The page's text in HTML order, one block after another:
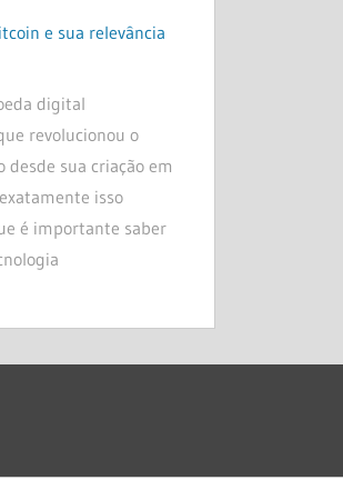
e sua relevância
digital
revolucionou o
sua criação em
isso
é importante saber